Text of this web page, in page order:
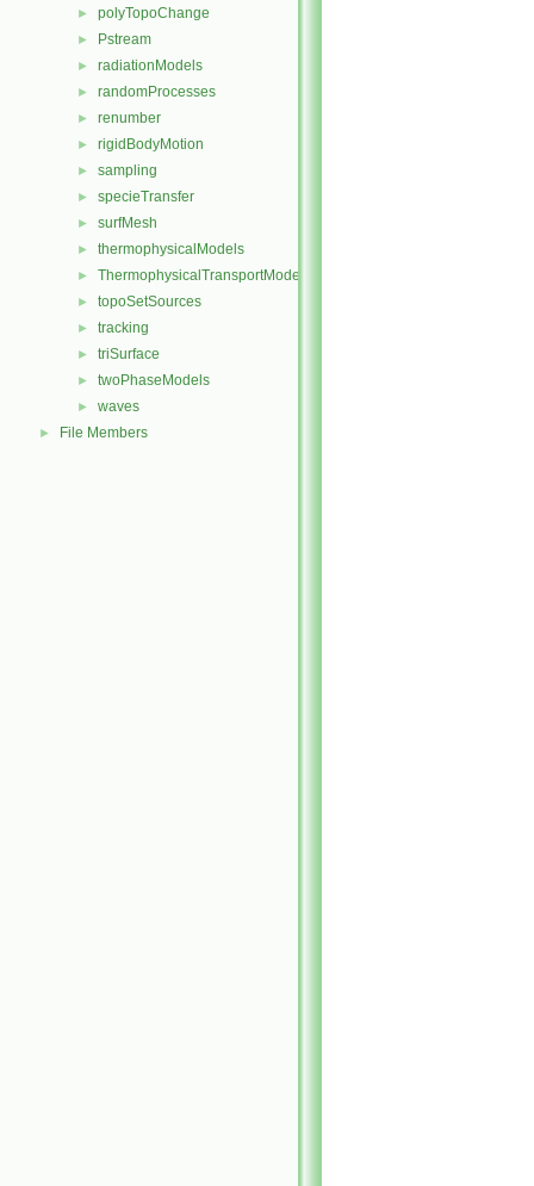
► polyTopoChange
► Pstream
► radiationModels
► randomProcesses
► renumber
► rigidBodyMotion
► sampling
► specieTransfer
► surfMesh
► thermophysicalModels
► ThermophysicalTransportModels
► topoSetSources
► tracking
► triSurface
► twoPhaseModels
► waves
► File Members